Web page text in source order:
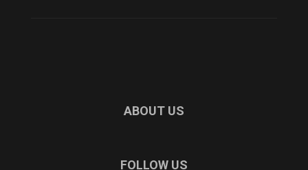
ABOUT US
FOLLOW US